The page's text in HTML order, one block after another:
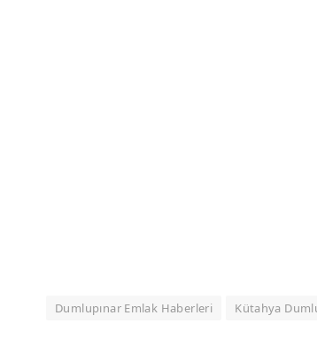
Dumlupınar Emlak Haberleri Kütahya